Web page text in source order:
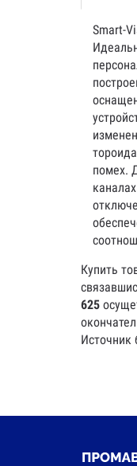
Smart-
помех.
Купить
625
Источник